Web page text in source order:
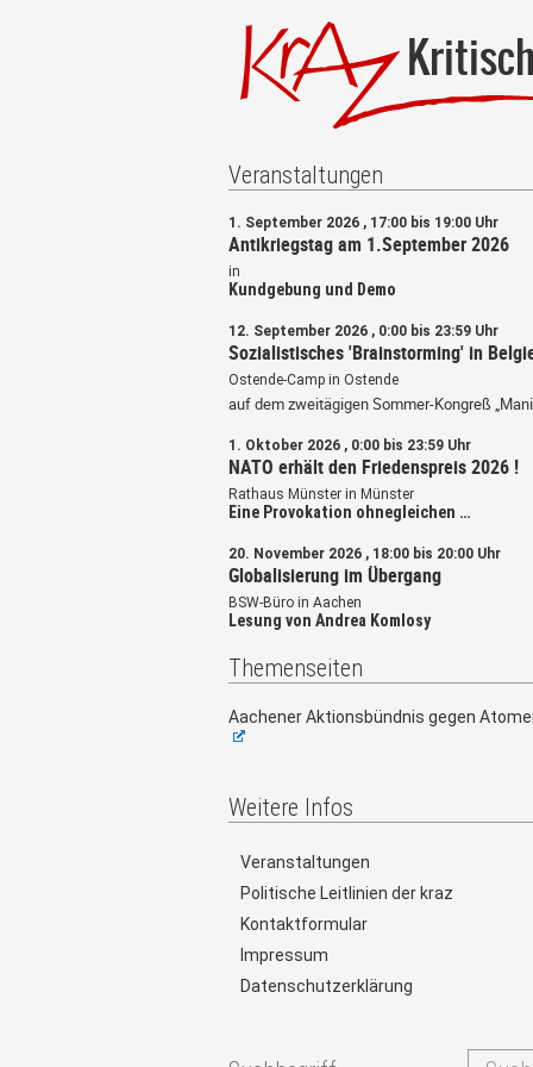
Veranstaltungen
1. September 2026 , 17:00 bis 19:00 Uhr
Antikriegstag am 1.September 2026
in
Kundgebung und Demo
12. September 2026 , 0:00 bis 23:59 Uhr
Sozialistisches 'Brainstorming' in
Ostende-Camp in Ostende
auf dem zweitägigen Sommer-Kongreß
1. Oktober 2026 , 0:00 bis 23:59 Uhr
NATO erhält den Friedenspreis 2026 !
Rathaus Münster in Münster
Eine Provokation ohnegleichen …
20. November 2026 , 18:00 bis 20:00 Uhr
Globalisierung im Übergang
BSW-Büro in Aachen
Lesung von Andrea Komlosy
Themenseiten
Aachener Aktionsbündnis gegen
Weitere Infos
Veranstaltungen
Politische Leitlinien der kraz
Kontaktformular
Impressum
Datenschutzerklärung